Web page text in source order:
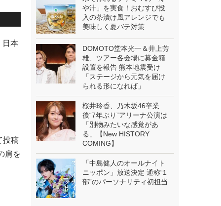
日本
投稿
肩を
や汁」を実食！おむすび投
入の茶漬け風アレンジでも
美味しく夏バテ対策
DOMOTO堂本光一＆井上芳
雄、ツアー各会場に募金箱
設置を報告 熊本地震受け
「ステージから元気を届け
られる形になれば」
桜井玲香、乃木坂46卒業
後“7年ぶり”アリーナ公演は
「別物みたいな感覚があ
る」【New HISTORY
COMING】
「中島健人のオールナイト
ニッポン」放送決定 通称“1
部”のパーソナリティ初担当